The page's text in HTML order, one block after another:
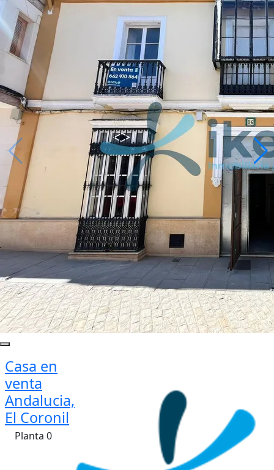
Casa en
venta
Andalucia,
El Coronil
Planta 0